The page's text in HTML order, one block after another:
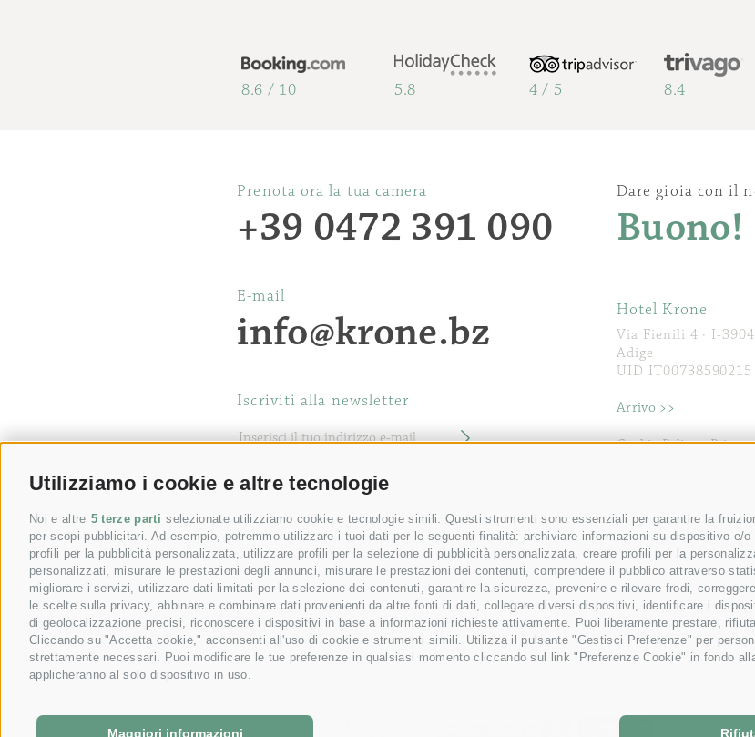
Utilizziamo i cookie e altre tecnologie
Noi e altre 5 terze parti selezionate utilizziamo cookie e tecnologie simili. Questi strumenti sono essenziali per garantire la
per scopi pubblicitari. Ad esempio, potremmo utilizzare i tuoi dati per le seguenti finalità: archiviare informazioni su dispositivo
profili per la pubblicità personalizzata, utilizzare profili per la selezione di pubblicità personalizzata, creare profili per la
personalizzati, misurare le prestazioni degli annunci, misurare le prestazioni dei contenuti, comprendere il pubblico attraverso
migliorare i servizi, utilizzare dati limitati per la selezione dei contenuti, garantire la sicurezza, prevenire e rilevare frodi,
le scelte sulla privacy, abbinare e combinare dati provenienti da altre fonti di dati, collegare diversi dispositivi, identificare i
di geolocalizzazione precisi, riconoscere i dispositivi in base a informazioni richieste attivamente. Puoi liberamente prestare,
Cliccando su "Accetta cookie," acconsenti all'uso di cookie e strumenti simili. Utilizza il pulsante "Gestisci Preferenze" per
strettamente necessari. Puoi modificare le tue preferenze in qualsiasi momento cliccando sul link "Preferenze Cookie" in fondo
applicheranno al solo dispositivo in uso.
Maggiori informazioni
8.6 / 10 5.8 4 / 5 8.4
Dare gioia con il
Buono!
Hotel Krone
Via Fienili 4 · I-
Adige
UID IT00738590215
Arrivo >>
Cookie Policy Privacy
Prenota ora la tua camera
+39 0472 391 090
E-mail
info@krone.bz
Iscriviti alla newsletter